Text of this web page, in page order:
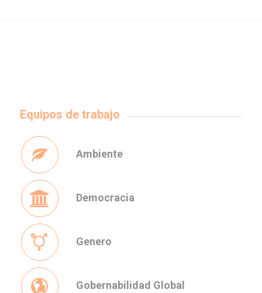
Equipos de trabajo
Ambiente
Democracia
Genero
Gobernabilidad Global